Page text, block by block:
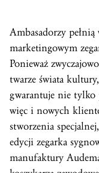
Ambasadorzy
marketingowym
Ponieważ
twarze świata
gwarantuje nie tylko
więc i nowych
stworzenia
edycji zegarka
manufaktury